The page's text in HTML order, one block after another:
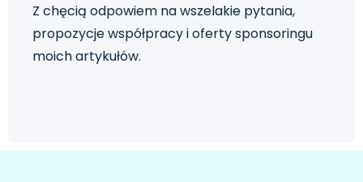
Z chęcią odpowiem na wszelakie pytania,
propozycje współpracy i oferty sponsoringu
moich artykułów.